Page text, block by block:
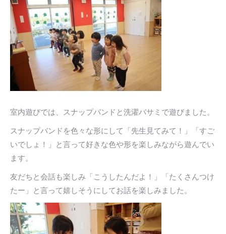
室内遊びでは、スナップバンドと洗濯バサミで遊びました。
スナップバンドを色々な形にして「先生見てみて！」「すご
いでしょ！」と言って好きな色や形を楽しみながら遊んでい
ます。
友だちと会話も楽しみ「こうしたんだよ！」「たくさんつけ
たー」と言って嬉しそうにしてお話を楽しみました。